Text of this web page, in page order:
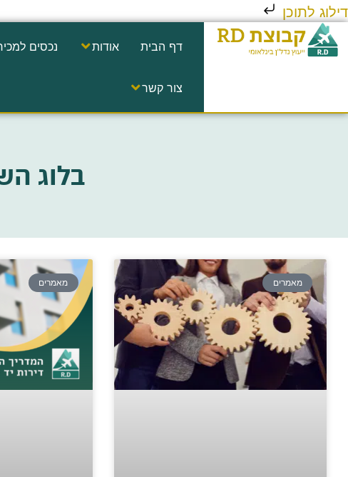
דילוג לתוכן
דף הבית אודות נכסים
צור קשר
בלוג
מאמרים מאמרים